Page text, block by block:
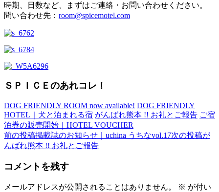
時期、日数など、まずはご連絡・お問い合わせください。
問い合わせ先： room@spicemotel.com
ＳＰＩＣＥのあれコレ！
DOG FRIENDLY ROOM now available! DOG FRIENDLY
HOTEL｜犬と泊まれる宿 がんばれ熊本 !! お礼とご報告 ご宿
泊券の販売開始｜HOTEL VOUCHER
投
稿
ナ
ビ
前の投稿掲載誌のお知らせ｜uchina うちなvol.17次の投稿が
んばれ熊本 !! お礼とご報告
コメントを残す
メールアドレスが公開されることはありません。 ※ が付い